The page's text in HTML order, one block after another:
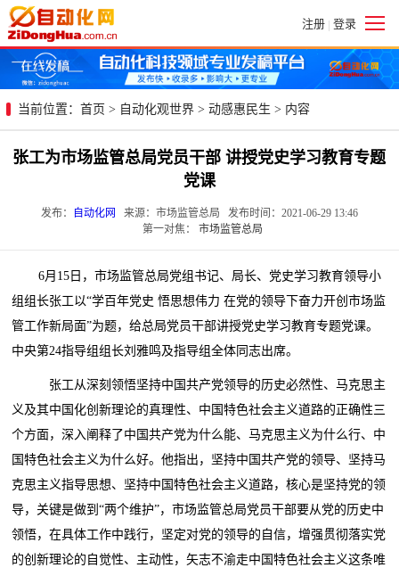
注册 | 登录
当前位置： 首页 > 自动化观世界 > 动感惠民生 > 内容
张工为市场监管总局党员干部 讲授党史学习教育专题
党课
发布： 自动化网
来源：市场监管总局 发布时间：2021-06-29 13:46
第一对焦： 市场监管总局
6月15日，市场监管总局党组书记、局长、党史学习教育领导小
组组长张工以“学百年党史 悟思想伟力 在党的领导下奋力开创市场监
管工作新局面”为题，给总局党员干部讲授党史学习教育专题党课。
中央第24指导组组长刘雅鸣及指导组全体同志出席。
张工从深刻领悟坚持中国共产党领导的历史必然性、马克思主
义及其中国化创新理论的真理性、中国特色社会主义道路的正确性三
个方面，深入阐释了中国共产党为什么能、马克思主义为什么行、中
国特色社会主义为什么好。他指出，坚持中国共产党的领导、坚持马
克思主义指导思想、坚持中国特色社会主义道路，核心是坚持党的领
导，关键是做到“两个维护”，市场监管总局党员干部要从党的历史中
领悟，在具体工作中践行，坚定对党的领导的自信，增强贯彻落实党
的创新理论的自觉性、主动性，矢志不渝走中国特色社会主义这条唯